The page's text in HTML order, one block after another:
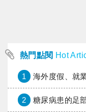
熱門點閱 Hot
1 海外度假、就業、遊學保
2 糖尿病患的足